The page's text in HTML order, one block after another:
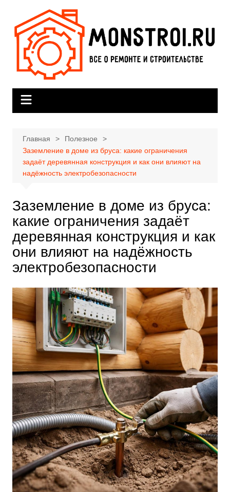
содержимому
Главная
Полезное
Заземление в доме из бруса: какие ограничения
задаёт деревянная конструкция и как они влияют на
надёжность электробезопасности
Заземление в доме из бруса:
какие ограничения задаёт
деревянная конструкция и как
они влияют на надёжность
электробезопасности